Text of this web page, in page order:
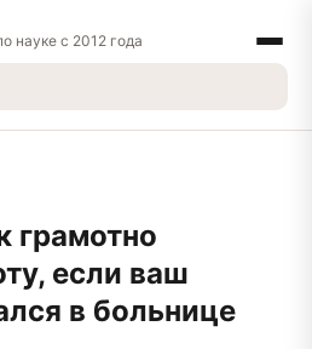
науке с 2012 года
грамотно
если ваш
в больнице